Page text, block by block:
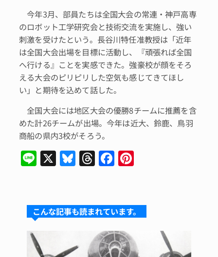
今年3月、部員たちは全国大会の常連・神戸高専
のロボット工学研究会と技術交流を実施し、強い
刺激を受けたという。長谷川特任准教授は「近年
は全国大会出場を目標に活動し、『頑張れば全国
へ行ける』ことを実感できた。強豪校が顔をそろ
える大会のピリピリした空気も感じてきてほし
い」と期待を込めて話した。
全国大会には地区大会の優勝8チームに推薦を含
めた計26チームが出場。今年は近大、鈴鹿、鳥羽
商船の県内3校がそろう。
Li X Bl
s
k
T
a
d
s
F
e
b
o
o
re
st
こんな記事も読まれています。